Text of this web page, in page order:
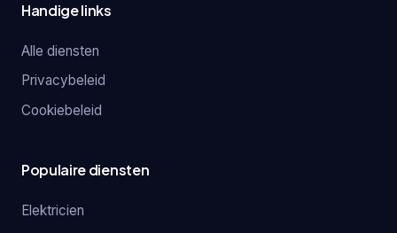
Handige links
Alle diensten
Privacybeleid
Cookiebeleid
Populaire diensten
Elektricien